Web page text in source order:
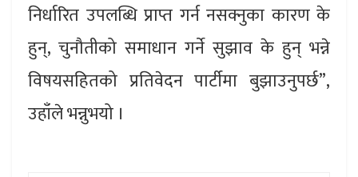
निर्धारित उपलब्धि प्राप्त गर्न नसक्नुका कारण के
हुन्, चुनौतीको समाधान गर्ने सुझाव के हुन् भन्ने
विषयसहितको प्रतिवेदन पार्टीमा बुझाउनुपर्छ”,
उहाँले भन्नुभयो ।